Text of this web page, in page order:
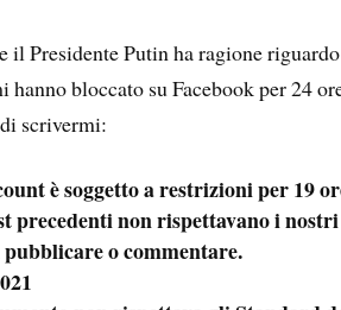
il Presidente Putin ha ragione
hanno bloccato su Facebook per 24
scrivermi:
è soggetto a restrizioni per 19
precedenti non rispettavano i
o commentare.